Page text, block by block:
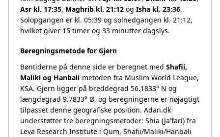
Asr kl. 17:35, Maghrib kl. 21:12 og Isha kl. 23:36.
Solopgangen er kl. 05:39 og solnedgangen kl. 21:12,
hvilket giver 15 timer og 33 minutter dagslys.
Beregningsmetode for Gjern
Bøntiderne på denne side er beregnet med Shafii,
Maliki og Hanbali-metoden fra Muslim World League,
KSA. Gjern ligger på breddegrad 56.1833° N og
længdegrad 9.7833° Ø, og beregningerne er nøjagtigt
tilpasset denne geografiske position. Adan.dk
understøtter tre beregningsmetoder: Shia (Ja'fari) fra
Leva Research Institute i Qum, Shafii/Maliki/Hanbali